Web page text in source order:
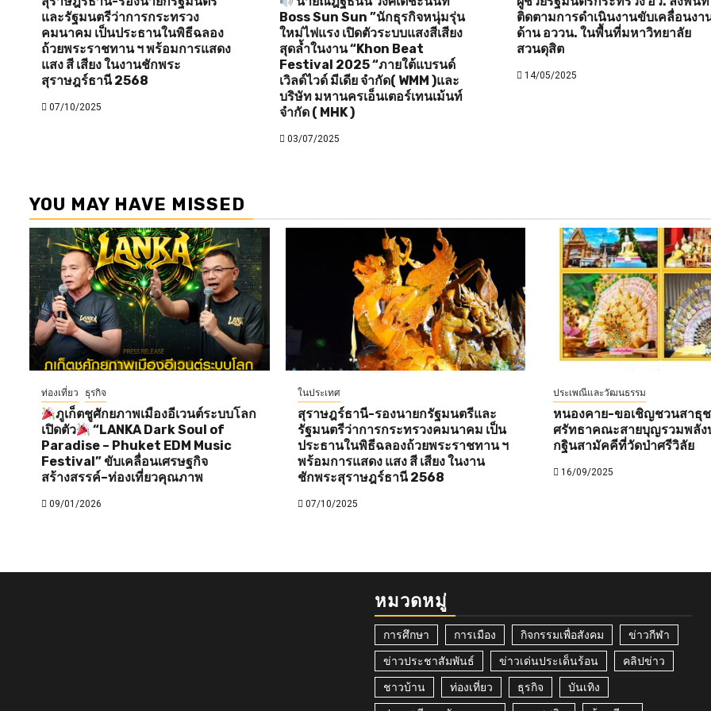
และรัฐมนตรีว่าการกระทรวง
คมนาคม เป็นประธานในพิธีฉลอง
ถ้วยพระราชทาน ฯ พร้อมการแสดง
แสง สี เสียง ในงานชักพระ
สุราษฎร์ธานี 2568
07/10/2025
Boss Sun Sun ”นักธุรกิจหนุ่มรุ่น
ใหม่ไฟแรง เปิดตัวระบบแสงสีเสียง
สุดล้ำในงาน “Khon Beat
Festival 2025 “ภายใต้แบรนด์
เวิลด์ไวด์ มีเดีย จำกัด( WMM )และ
บริษัท มหานครเอ็นเตอร์เทนเม้นท์
จำกัด ( MHK )
03/07/2025
ติดตามการดำเนินงานขับเคลื่อนงา
ด้าน อววน. ในพื้นที่มหาวิทยาลัย
สวนดุสิต
14/05/2025
YOU MAY HAVE MISSED
ท่องเที่ยว ธุรกิจ
ภูเก็ตชูศักยภาพเมืองอีเวนต์ระบบโลก
เปิดตัว
“LANKA Dark Soul of
Paradise – Phuket EDM Music
Festival” ขับเคลื่อนเศรษฐกิจ
สร้างสรรค์–ท่องเที่ยวคุณภาพ
09/01/2026
ในประเทศ
สุราษฎร์ธานี-รองนายกรัฐมนตรีและ
รัฐมนตรีว่าการกระทรวงคมนาคม เป็น
ประธานในพิธีฉลองถ้วยพระราชทาน ฯ
พร้อมการแสดง แสง สี เสียง ในงาน
ชักพระสุราษฎร์ธานี 2568
07/10/2025
ประเพณีและวัฒนธรรม
หนองคาย-ขอเชิญชวนสาธุ
ศรัทธาคณะสายบุญรวมพลั
กฐินสามัคคีที่วัดป่าศรีวิลัย
16/09/2025
หมวดหมู่
การศึกษา การเมือง กิจกรรมเพื่อสังคม ข่าวกีฬา
ข่าวประชาสัมพันธ์ ข่าวเด่นประเด็นร้อน คลิปข่าว
ชาวบ้าน ท่องเที่ยว ธุรกิจ บันเทิง